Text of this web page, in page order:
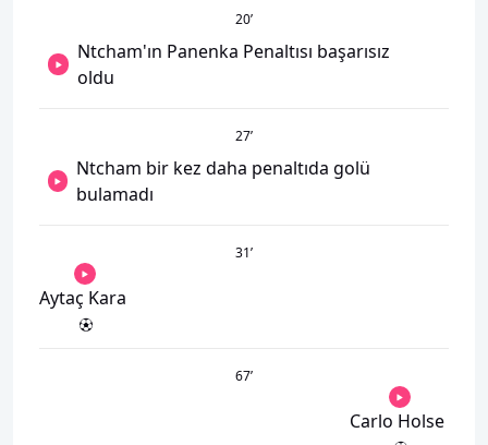
20’
Ntcham'ın Panenka Penaltısı başarısız
oldu
27’
Ntcham bir kez daha penaltıda golü
bulamadı
31’
Aytaç Kara
67’
Carlo Holse